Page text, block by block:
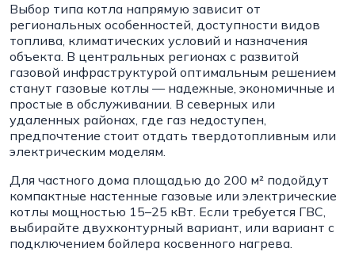
Выбор типа котла напрямую зависит от
региональных особенностей, доступности видов
топлива, климатических условий и назначения
объекта. В центральных регионах с развитой
газовой инфраструктурой оптимальным решением
станут газовые котлы — надежные, экономичные и
простые в обслуживании. В северных или
удаленных районах, где газ недоступен,
предпочтение стоит отдать твердотопливным или
электрическим моделям.
Для частного дома площадью до 200 м² подойдут
компактные настенные газовые или электрические
котлы мощностью 15–25 кВт. Если требуется ГВС,
выбирайте двухконтурный вариант, или вариант с
подключением бойлера косвенного нагрева.